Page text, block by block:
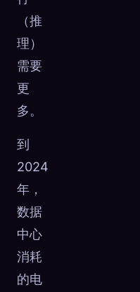
（推
理）
需要
更
多。
到
2024
年，
数据
中心
消耗
的电